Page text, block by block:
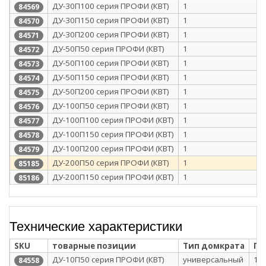
84569 ДУ-30П100 серия ПРОФИ (КВТ) 1
84570 ДУ-30П150 серия ПРОФИ (КВТ) 1
84571 ДУ-30П200 серия ПРОФИ (КВТ) 1
84572 ДУ-50П50 серия ПРОФИ (КВТ) 1
84573 ДУ-50П100 серия ПРОФИ (КВТ) 1
84574 ДУ-50П150 серия ПРОФИ (КВТ) 1
84575 ДУ-50П200 серия ПРОФИ (КВТ) 1
84576 ДУ-100П50 серия ПРОФИ (КВТ) 1
84577 ДУ-100П100 серия ПРОФИ (КВТ) 1
84578 ДУ-100П150 серия ПРОФИ (КВТ) 1
84579 ДУ-100П200 серия ПРОФИ (КВТ) 1
85185 ДУ-200П50 серия ПРОФИ (КВТ) 1
85186 ДУ-200П150 серия ПРОФИ (КВТ) 1
Технические характеристики
SKU товарные позиции Тип домкрата
84558 ДУ-10П50 серия ПРОФИ (КВТ) универсальный 10